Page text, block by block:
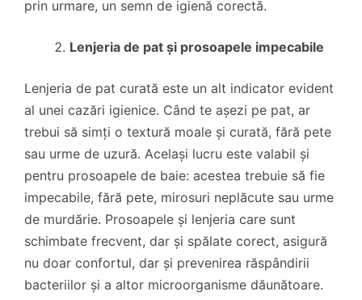
prin urmare, un semn de igienă corectă.
Lenjeria de pat și prosoapele impecabile
Lenjeria de pat curată este un alt indicator evident
al unei cazări igienice. Când te așezi pe pat, ar
trebui să simți o textură moale și curată, fără pete
sau urme de uzură. Același lucru este valabil și
pentru prosoapele de baie: acestea trebuie să fie
impecabile, fără pete, mirosuri neplăcute sau urme
de murdărie. Prosoapele și lenjeria care sunt
schimbate frecvent, dar și spălate corect, asigură
nu doar confortul, dar și prevenirea răspândirii
bacteriilor și a altor microorganisme dăunătoare.